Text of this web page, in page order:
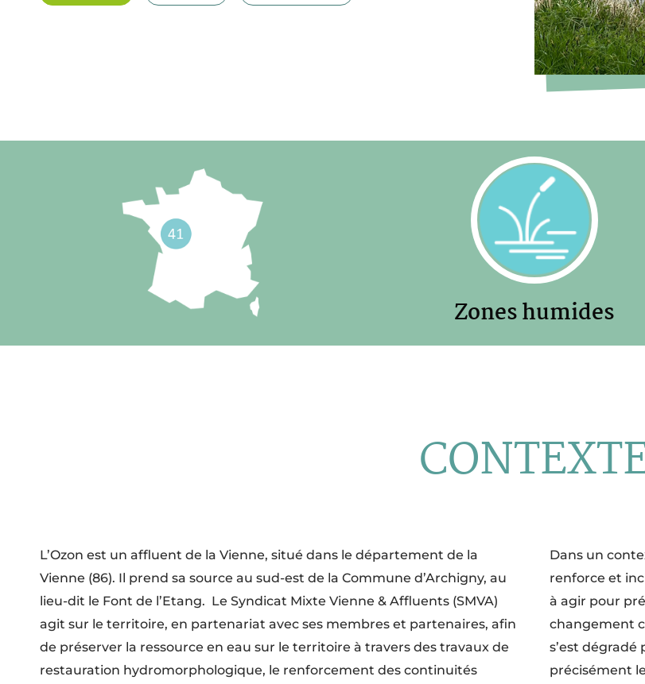
Zones humides
L’Ozon est un affluent de la Vienne, situé dans le département de la
Vienne (86). Il prend sa source au sud-est de la Commune d’Archigny, au
lieu-dit le Font de l’Etang. Le Syndicat Mixte Vienne & Affluents (SMVA)
agit sur le territoire, en partenariat avec ses membres et partenaires, afin
de préserver la ressource en eau sur le territoire à travers des travaux de
restauration hydromorphologique, le renforcement des continuités
Dans un
renforce et
à agir pour
changement
s’est dégradé
précisément